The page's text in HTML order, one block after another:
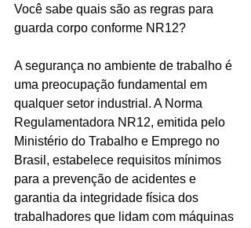
Ligações de 8h as 17h
WhatsApp de 8h as 12h
Siga nosso facebook
E também nosso instagram
Você sabe quais são as regras para
guarda corpo conforme NR12?
A segurança no ambiente de trabalho é
uma preocupação fundamental em
qualquer setor industrial. A Norma
Regulamentadora NR12, emitida pelo
Ministério do Trabalho e Emprego no
Brasil, estabelece requisitos mínimos
para a prevenção de acidentes e
garantia da integridade física dos
trabalhadores que lidam com máquinas